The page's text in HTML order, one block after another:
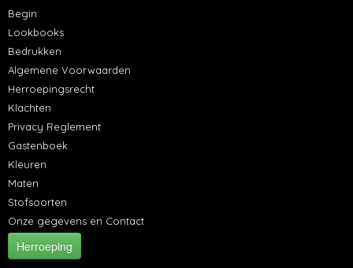
Begin
Lookbooks
Bedrukken
Algemene Voorwaarden
Herroepingsrecht
Klachten
Privacy Reglement
Gastenboek
Kleuren
Maten
Stofsoorten
Onze gegevens en Contact
Herroeping